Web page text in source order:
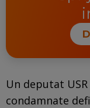
Un deputat
condamnate